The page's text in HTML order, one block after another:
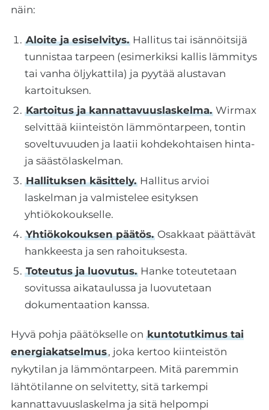
näin:
Aloite ja esiselvitys.Hallitus tai isännöitsijä
tunnistaa tarpeen (esimerkiksi kallis lämmitys
tai vanha öljykattila) ja pyytää alustavan
kartoituksen.
Kartoitus ja kannattavuuslaskelma.Wirmax
selvittää kiinteistön lämmöntarpeen, tontin
soveltuvuuden ja laatii kohdekohtaisen hinta-
ja säästölaskelman.
Hallituksen käsittely.Hallitus arvioi
laskelman ja valmistelee esityksen
yhtiökokoukselle.
Yhtiökokouksen päätös.Osakkaat päättävät
hankkeesta ja sen rahoituksesta.
Toteutus ja luovutus.Hanke toteutetaan
sovitussa aikataulussa ja luovutetaan
dokumentaation kanssa.
Hyvä pohja päätökselle on kuntotutkimus tai
energiakatselmus, joka kertoo kiinteistön
nykytilan ja lämmöntarpeen. Mitä paremmin
lähtötilanne on selvitetty, sitä tarkempi
kannattavuuslaskelma ja sitä helpompi